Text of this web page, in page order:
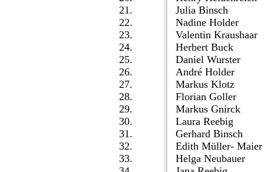
21.
Julia Binsch
22.
Nadine Holder
23.
Valentin Kraushaar
24.
Herbert Buck
25.
Daniel Wurster
26.
André Holder
27.
Markus Klotz
28.
Florian Goller
29.
Markus Gnirck
30.
Laura Reebig
31.
Gerhard Binsch
32.
Edith Müller- Maier
33.
Helga Neubauer